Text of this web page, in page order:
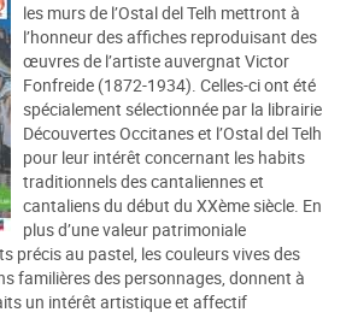
les murs de l’Ostal del Telh mettront à
l’honneur des affiches reproduisant des
œuvres de l’artiste auvergnat Victor
Fonfreide (1872-1934). Celles-ci ont été
spécialement sélectionnée par la librairie
Découvertes Occitanes et l’Ostal del Telh
pour leur intérêt concernant les habits
traditionnels des cantaliennes et
cantaliens du début du XXème siècle. En
plus d’une valeur patrimoniale
précis au pastel, les couleurs vives des
familières des personnages, donnent à
un intérêt artistique et affectif